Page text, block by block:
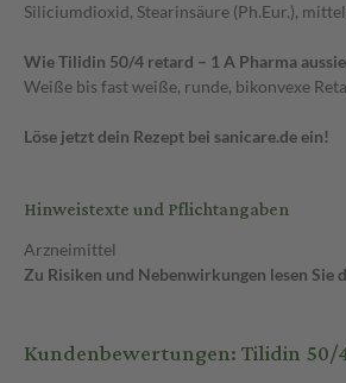
Siliciumdioxid, Stearinsäure (Ph.Eur.),
Wie Tilidin 50/4 retard – 1 A Pharma
Weiße bis fast weiße, runde, bikonvexe
Löse jetzt dein Rezept bei sanicare.de ein!
Hinweistexte und Pflichtangaben
Arzneimittel
Zu Risiken und Nebenwirkungen lesen
Kundenbewertungen: Tilidin